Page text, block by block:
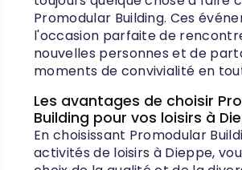
Promodular Building. Ces
l'occasion parfaite de
nouvelles personnes et de
moments de convivialité en
Les avantages de choisir
Building pour vos loisirs à
En choisissant Promodular
activités de loisirs à Dieppe,